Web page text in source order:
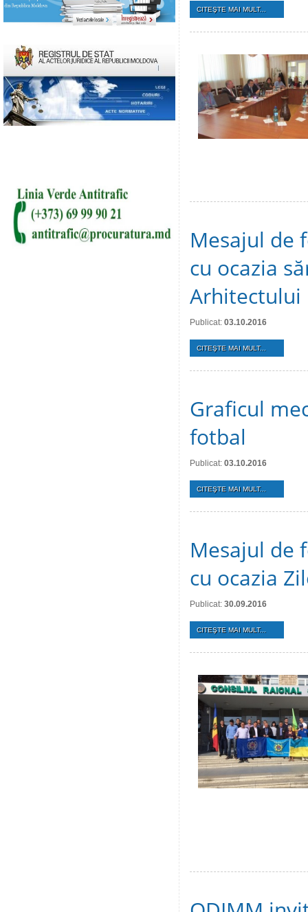
CITEŞTE MAI MULT...
Mesajul de
cu ocazia
Arhitectului
Publicat: 03.10.2016
CITEŞTE MAI MULT...
Graficul
fotbal
Publicat: 03.10.2016
CITEŞTE MAI MULT...
Mesajul de
cu ocazia
Publicat: 30.09.2016
CITEŞTE MAI MULT...